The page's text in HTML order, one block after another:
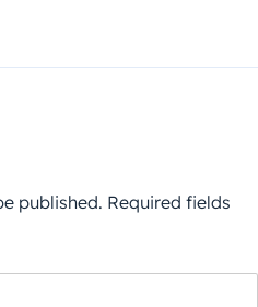
published. Required fields